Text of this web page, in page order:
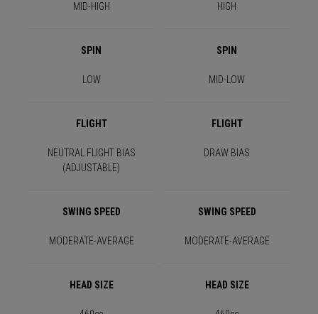
MID-HIGH HIGH
SPIN SPIN
LOW MID-LOW
FLIGHT FLIGHT
NEUTRAL FLIGHT BIAS
(ADJUSTABLE)
DRAW BIAS
SWING SPEED SWING SPEED
MODERATE-AVERAGE MODERATE-AVERAGE
HEAD SIZE HEAD SIZE